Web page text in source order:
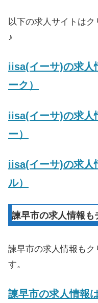
以下の求人サイトは
♪
iisa(イーサ)の求人
ーク）
iisa(イーサ)の求人
ー）
iisa(イーサ)の求人
ル）
諫早市の求人情報も
諫早市の求人情報もク
す。
諫早市の求人情報